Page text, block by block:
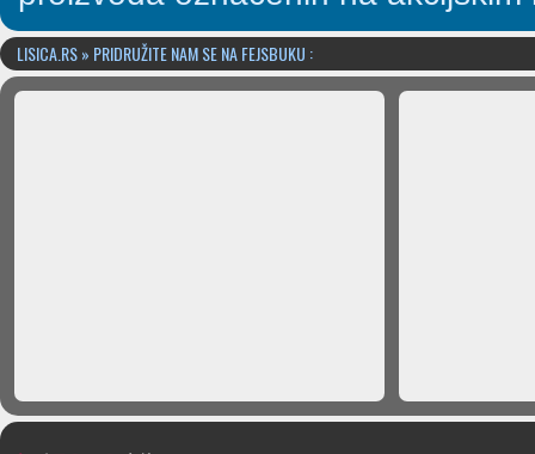
LISICA.RS » PRIDRUŽITE NAM SE NA FEJSBUKU :